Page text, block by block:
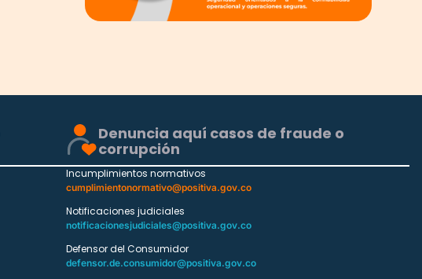
Denuncia aquí casos de fraude o
corrupción
Incumplimientos normativos
cumplimientonormativo@positiva.gov.co
Notificaciones judiciales
notificacionesjudiciales@positiva.gov.co
Defensor del Consumidor
defensor.de.consumidor@positiva.gov.co